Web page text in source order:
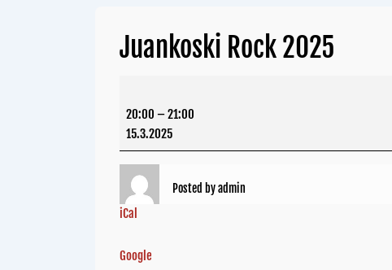
Juankoski Rock 2025
20:00 –21:00
15.3.2025
Posted byadmin
iCal
Google